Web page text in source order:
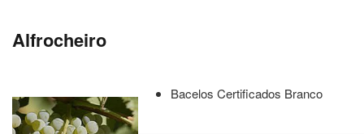
Alfrocheiro
Bacelos Certificados Branco